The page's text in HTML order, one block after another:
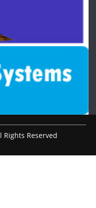
Reserved